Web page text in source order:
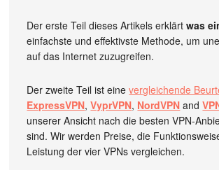
Der erste Teil dieses Artikels erklärtwas
einfachste und effektivste Methode, um
auf das Internet zuzugreifen.
Der zweite Teil ist einevergleichende
ExpressVPN,VyprVPN, NordVPN and
unserer Ansicht nach die besten VPN-
sind. Wir werden Preise, die
Leistung der vier VPNs vergleichen.